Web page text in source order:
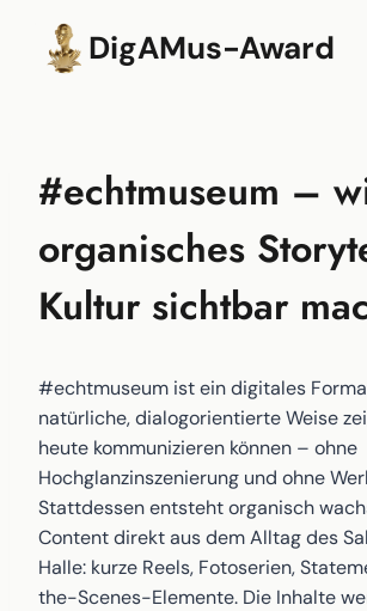
springen
DigAMus-Award
#echtmuseum –
organisches
Kultur sichtbar
#echtmuseum ist ein digitales
natürliche, dialogorientierte Weise
heute kommunizieren können – ohne
Hochglanzinszenierung und ohne
Stattdessen entsteht organisch
Content direkt aus dem Alltag des
Halle: kurze Reels, Fotoserien,
the-Scenes-Elemente. Die Inhalte